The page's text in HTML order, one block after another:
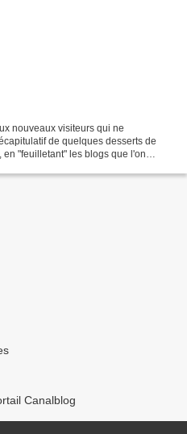
nouveaux visiteurs qui ne
de quelques desserts de
"feuilletant" les blogs que l'on
Canalblog